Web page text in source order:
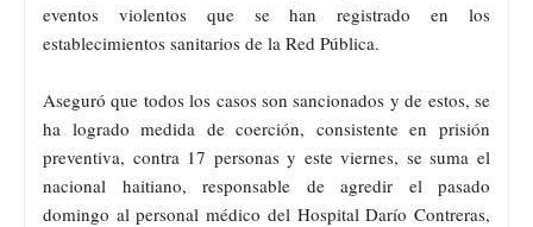
eventos violentos que se han registrado en los
establecimientos sanitarios de la Red Pública.
Aseguró que todos los casos son sancionados y de estos, se
ha logrado medida de coerción, consistente en prisión
preventiva, contra 17 personas y este viernes, se suma el
nacional haitiano, responsable de agredir el pasado
domingo al personal médico del Hospital Darío Contreras,